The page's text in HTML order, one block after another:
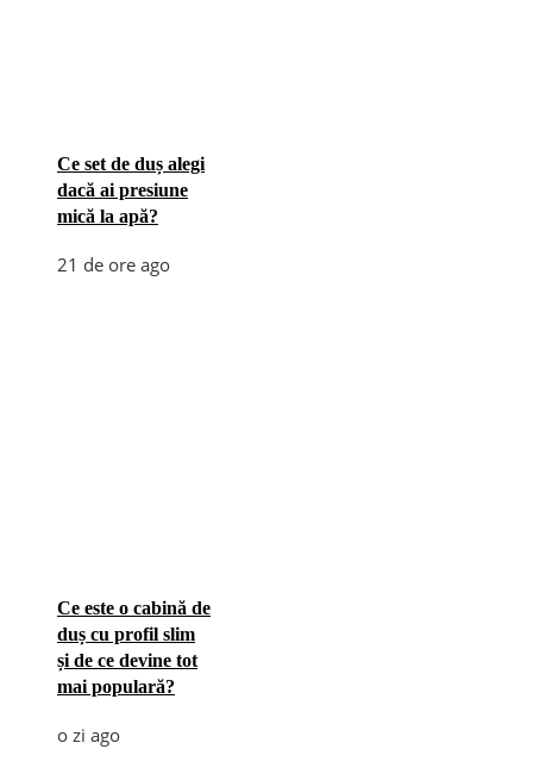
Ce set de duș alegi
dacă ai presiune
mică la apă?
21 de ore ago
Ce este o cabină de
duș cu profil slim
și de ce devine tot
mai populară?
o zi ago